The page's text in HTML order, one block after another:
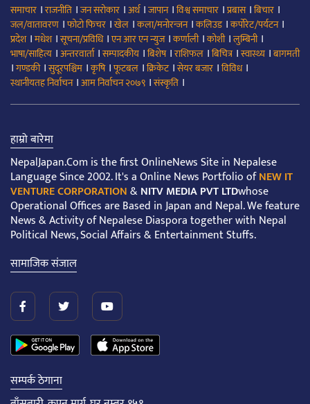
समाचार ।राजनीति ।जन सरोकार ।अर्थ।जापान।विश्व समाचार ।प्रबास।बिचार ।
जल/वातावरण ।फोटो फिचर ।खेल ।कला/मनोरन्जन।कलिउड।कर्पोरेट/पर्यटन।
प्रदेश।मधेश।सूचना/प्रविधि।एन आर एन न्युज।कर्णाली।कोशी।लुम्बिनी।
भाषा/साहित्य ।अन्तरवार्ता।सम्पादकीय ।बिशेष।राशिफल ।बिचित्र।स्वास्थ्य ।बागमती
।गण्डकी।सुदूरपश्चिम ।कृषि।फूटबल ।क्रिकेट।सेयर बजार ।विविध।
स्थानीयतह निर्वाचन।आम निर्वाचन २०७९ ।संस्कृति ।
हाम्रो बारेमा
NepalJapan.Com is the first OnlineNews Site in Nepalese
Language Since 2002. It's a Online News Portfolio ofNEW IT
VENTURE CORPORATION&NITV MEDIA PVT LTDwhose
Operational Offices are Based in Japan and Nepal. We feature
News & Activity of Nepalese Diaspora together with Nepal
Political News, Social Affairs & Entertainment Stuffs.
सामाजिक संजाल
सम्पर्क ठेगाना